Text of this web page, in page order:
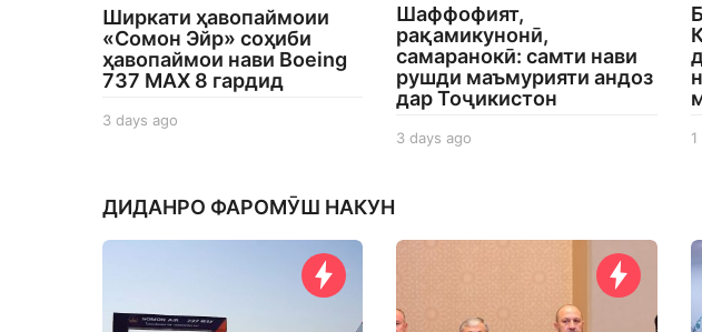
Ширкати ҳавопаймоии
«Сомон Эйр» соҳиби
ҳавопаймои нави Boeing
737 MAX 8 гардид
3 days ago
s
g
Шаффофият,
рақамикунонӣ,
самаранокӣ: самти нави
рушди маъмурияти андоз
дар Тоҷикистон
3 days ago
a
ДИДАНРО ФАРОМӮШ НАКУН